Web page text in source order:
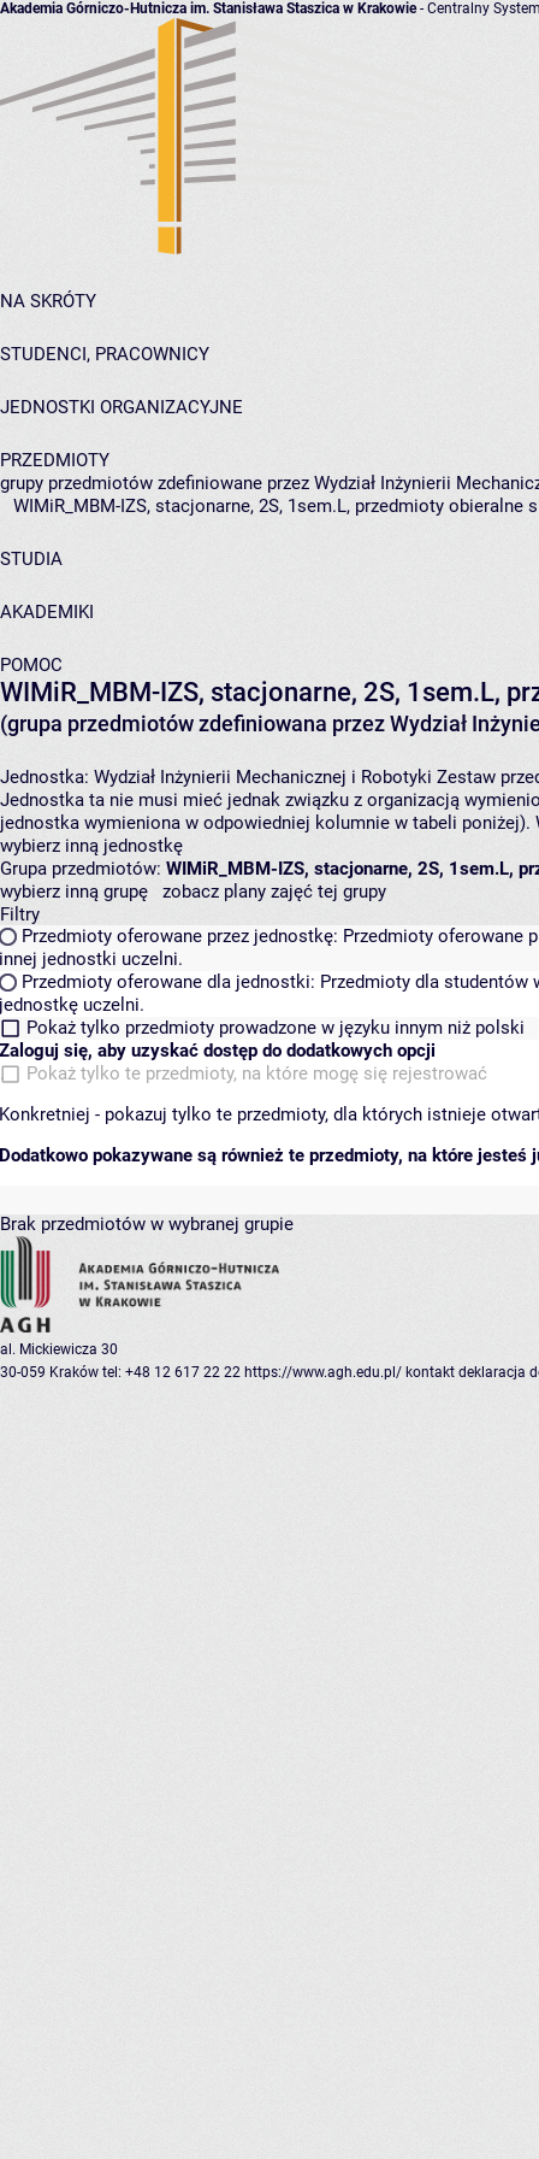
Akademia Górniczo-Hutnicza im. Stanisława Staszica w Krakowie- Centralny
NA SKRÓTY
STUDENCI, PRACOWNICY
JEDNOSTKI ORGANIZACYJNE
PRZEDMIOTY
grupy przedmiotów zdefiniowane przez Wydział Inżynierii
WIMiR_MBM-IZS, stacjonarne, 2S, 1sem.L, przedmioty obieralne
STUDIA
AKADEMIKI
POMOC
WIMiR_MBM-IZS, stacjonarne, 2S, 1sem.L,
(grupa przedmiotów zdefiniowana przez Wydział
Jednostka: Wydział Inżynierii Mechanicznej i Robotyki Zestaw
Jednostka ta nie musi mieć jednak związku z organizacją
jednostka wymieniona w odpowiedniej kolumnie w tabeli
wybierz inną jednostkę
Grupa przedmiotów: WIMiR_MBM-IZS, stacjonarne, 2S, 1sem.L,
wybierz inną grupę
zobacz plany zajęć tej grupy
Filtry
Przedmioty oferowane przez jednostkę: Przedmioty oferowane
innej jednostki uczelni.
Przedmioty oferowane dla jednostki: Przedmioty dla studentów
jednostkę uczelni.
Pokaż tylko przedmioty prowadzone w języku innym niż polski
Zaloguj się, aby uzyskać dostęp do dodatkowych opcji
Pokaż tylko te przedmioty, na które mogę się rejestrować
Konkretniej - pokazuj tylko te przedmioty, dla których istnieje
Dodatkowo pokazywane są również te przedmioty, na które jesteś
Brak przedmiotów w wybranej grupie
al. Mickiewicza 30
30-059 Kraków tel: +48 12 617 22 22 https://www.agh.edu.pl/ kontakt deklaracja